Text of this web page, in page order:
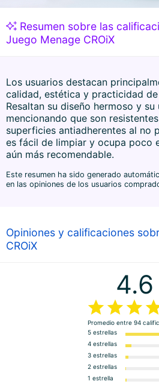
Resumen sobre las
Juego Menage CROiX
Los usuarios destacan
calidad, estética y practicidad
Resaltan su diseño hermoso y
mencionando que son
superficies antiadherentes al no
es fácil de limpiar y ocupa poco
aún más recomendable.
Este resumen ha sido generado
en las opiniones de los usuarios
Opiniones y calificaciones
CROiX
4.6
Promedio entre 94
5 estrellas
4 estrellas
3 estrellas
2 estrellas
1 estrella